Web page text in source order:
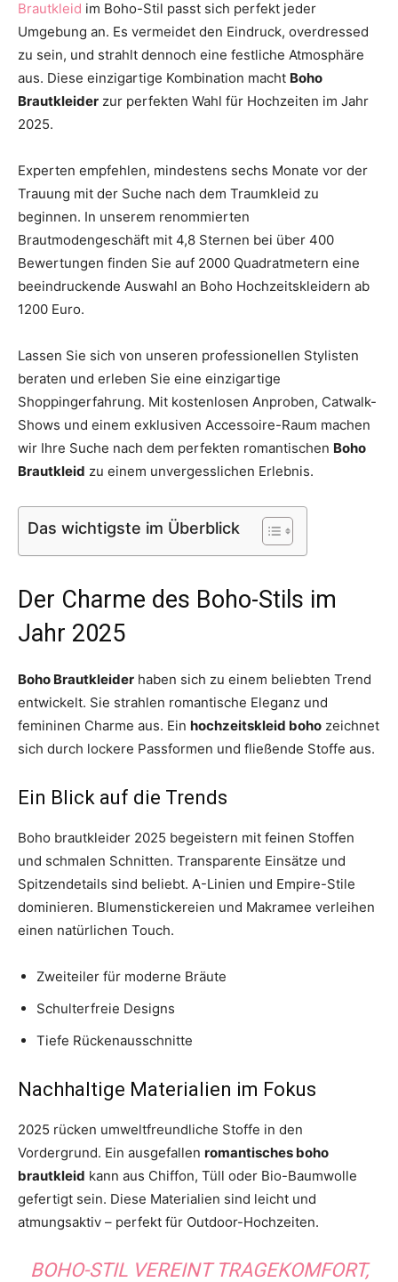
Brautkleid im Boho-Stil passt sich perfekt jeder
Umgebung an. Es vermeidet den Eindruck, overdressed
zu sein, und strahlt dennoch eine festliche Atmosphäre
aus. Diese einzigartige Kombination macht Boho
Brautkleider zur perfekten Wahl für Hochzeiten im Jahr
2025.
Experten empfehlen, mindestens sechs Monate vor der
Trauung mit der Suche nach dem Traumkleid zu
beginnen. In unserem renommierten
Brautmodengeschäft mit 4,8 Sternen bei über 400
Bewertungen finden Sie auf 2000 Quadratmetern eine
beeindruckende Auswahl an Boho Hochzeitskleidern ab
1200 Euro.
Lassen Sie sich von unseren professionellen Stylisten
beraten und erleben Sie eine einzigartige
Shoppingerfahrung. Mit kostenlosen Anproben, Catwalk-
Shows und einem exklusiven Accessoire-Raum machen
wir Ihre Suche nach dem perfekten romantischen Boho
Brautkleid zu einem unvergesslichen Erlebnis.
Das wichtigste im Überblick
Der Charme des Boho-Stils im
Jahr 2025
Boho Brautkleider haben sich zu einem beliebten Trend
entwickelt. Sie strahlen romantische Eleganz und
femininen Charme aus. Ein hochzeitskleid boho zeichnet
sich durch lockere Passformen und fließende Stoffe aus.
Ein Blick auf die Trends
Boho brautkleider 2025 begeistern mit feinen Stoffen
und schmalen Schnitten. Transparente Einsätze und
Spitzendetails sind beliebt. A-Linien und Empire-Stile
dominieren. Blumenstickereien und Makramee verleihen
einen natürlichen Touch.
Zweiteiler für moderne Bräute
Schulterfreie Designs
Tiefe Rückenausschnitte
Nachhaltige Materialien im Fokus
2025 rücken umweltfreundliche Stoffe in den
Vordergrund. Ein ausgefallen romantisches boho
brautkleid kann aus Chiffon, Tüll oder Bio-Baumwolle
gefertigt sein. Diese Materialien sind leicht und
atmungsaktiv – perfekt für Outdoor-Hochzeiten.
BOHO-STIL VEREINT TRAGEKOMFORT,